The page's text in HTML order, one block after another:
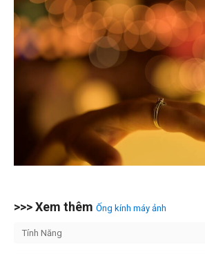
>>> Xem thêm Ống kính máy ảnh
Tính Năng